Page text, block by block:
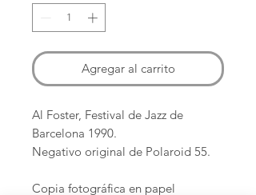
Agregar al carrito
Al Foster, Festival de Jazz de
Barcelona 1990.
Negativo original de Polaroid 55.
Copia fotográfica en papel